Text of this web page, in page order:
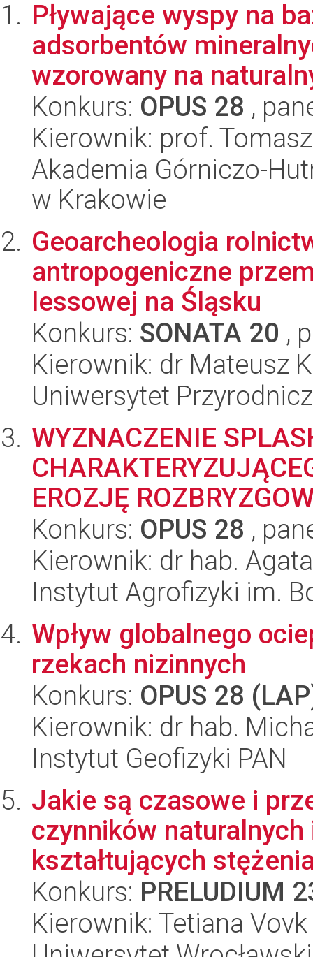
Pływające wyspy na
adsorbentów
wzorowany na
Konkurs: OPUS 28 ,
Kierownik: prof.
Akademia Górniczo-
w Krakowie
Geoarcheologia
antropogeniczne
lessowej na Śląsku
Konkurs: SONATA 20 ,
Kierownik: dr Mateusz
Uniwersytet
WYZNACZENIE
EROZJĘ
Konkurs: OPUS 28 ,
Kierownik: dr hab.
Instytut Agrofizyki im.
Wpływ globalnego
rzekach nizinnych
Konkurs: OPUS 28
Kierownik: dr hab.
Instytut Geofizyki PAN
Jakie są czasowe i
czynników
kształtujących
Konkurs: PRELUDIUM
Kierownik: Tetiana Vovk